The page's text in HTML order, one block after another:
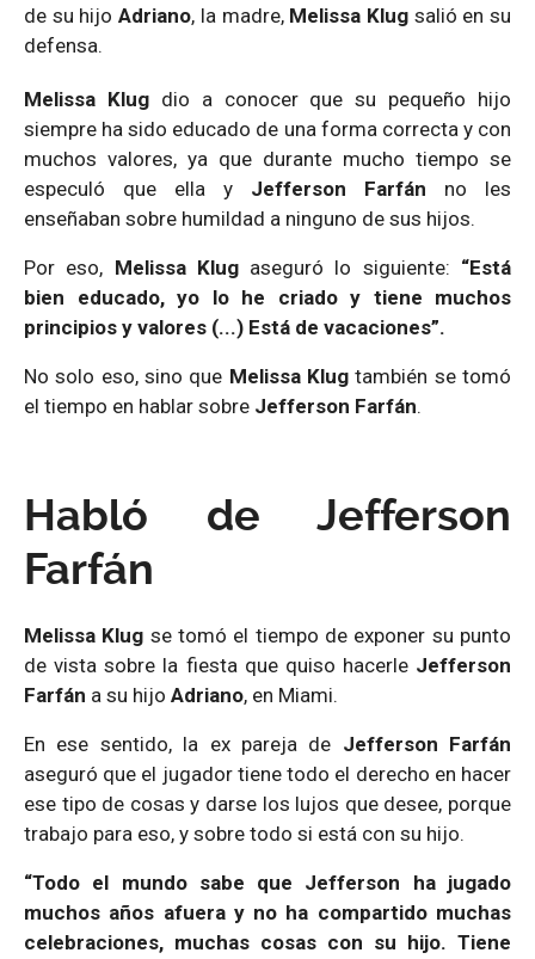
de su hijoAdriano, la madre, Melissa Klugsalió en su
defensa.
Melissa Klugdio a conocer que su pequeño hijo
siempre ha sido educado de una forma correcta y con
muchos valores, ya que durante mucho tiempo se
especuló que ella y Jefferson Farfán no les
enseñaban sobre humildad a ninguno de sus hijos.
Por eso, Melissa Klugaseguró lo siguiente: “Está
bien educado, yo lo he criado y tiene muchos
principios y valores (...) Está de vacaciones”.
No solo eso, sino que Melissa Klug también se tomó
el tiempo en hablar sobre Jefferson Farfán.
Habló de Jefferson
Farfán
Melissa Klug se tomó el tiempo de exponer su punto
de vista sobre la fiesta que quiso hacerle Jefferson
Farfán a su hijo Adriano, en Miami.
En ese sentido, la ex pareja de Jefferson Farfán
aseguró que el jugador tiene todo el derecho en hacer
ese tipo de cosas y darse los lujos que desee, porque
trabajo para eso, y sobre todo si está con su hijo.
“Todo el mundo sabe que Jefferson ha jugado
muchos años afuera y no ha compartido muchas
celebraciones, muchas cosas con su hijo. Tiene